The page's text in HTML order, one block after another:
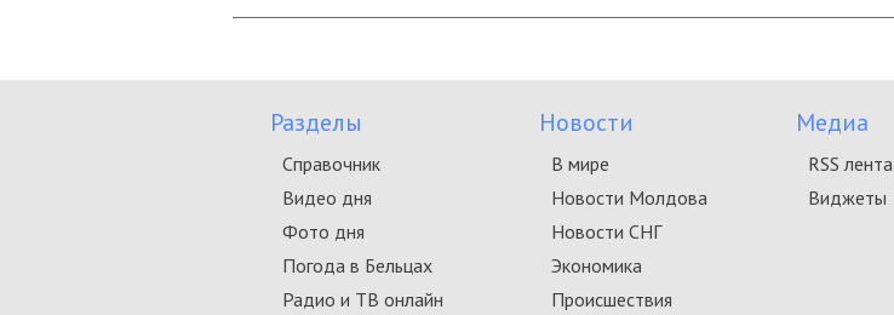
Разделы
Справочник
Видео дня
Фото дня
Погода в Бельцах
Радио и ТВ онлайн
Новости
В мире
Новости Молдова
Новости СНГ
Экономика
Происшествия
Медиа
RSS лента
Виджеты